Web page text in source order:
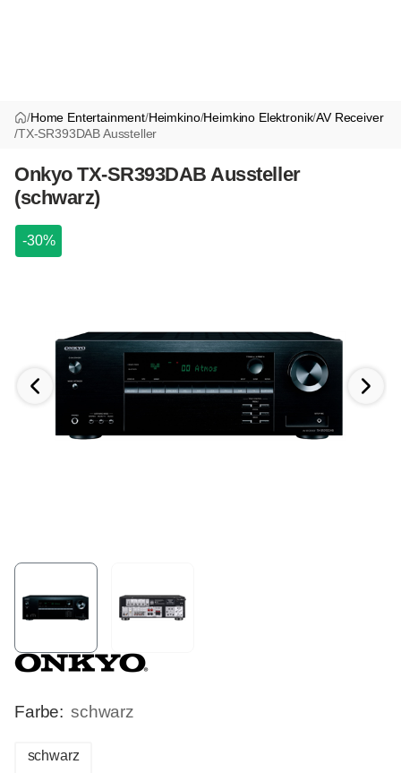
/Home Entertainment/Heimkino/Heimkino Elektronik/AV Receiver
/TX-SR393DAB Aussteller
Onkyo TX-SR393DAB Aussteller
(schwarz)
-30%
Farbe: schwarz
schwarz